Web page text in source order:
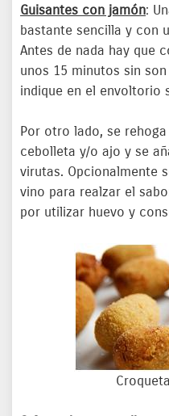
Guisantes con jamón:
bastante sencilla y con
Antes de nada hay que
unos 15 minutos sin
indique en el envoltorio
Por otro lado, se
cebolleta y/o ajo y se
virutas. Opcionalmente
vino para realzar el
por utilizar huevo y